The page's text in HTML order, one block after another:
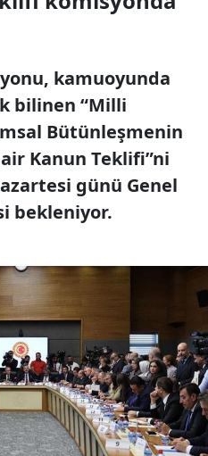
kamuoyunda
bilinen “Milli
Bütünleşmenin
Kanun Teklifi”ni
günü Genel
bekleniyor.